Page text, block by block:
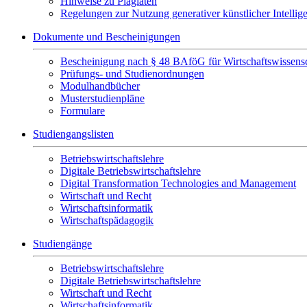
Regelungen zur Nutzung generativer künstlicher
Dokumente und Bescheinigungen
Bescheinigung nach § 48 BAföG für
Prüfungs- und Studienordnungen
Modulhandbücher
Musterstudienpläne
Formulare
Studiengangslisten
Betriebswirtschaftslehre
Digitale Betriebswirtschaftslehre
Digital Transformation Technologies and Management
Wirtschaft und Recht
Wirtschaftsinformatik
Wirtschaftspädagogik
Studiengänge
Betriebswirtschaftslehre
Digitale Betriebswirtschaftslehre
Wirtschaft und Recht